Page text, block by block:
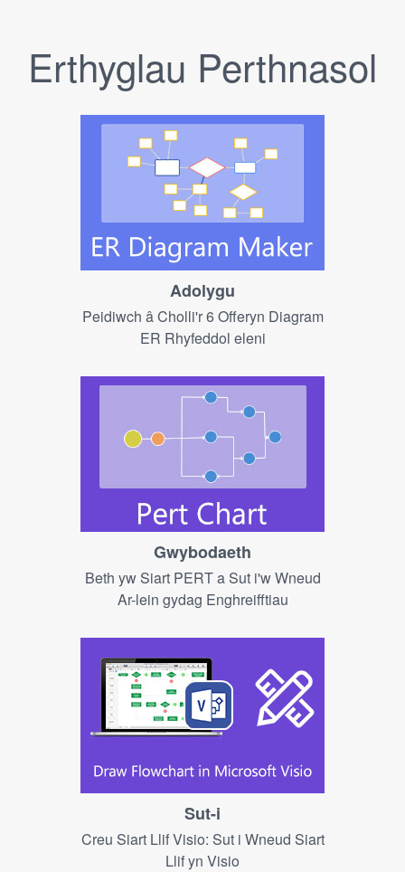
Erthyglau Perthnasol
Adolygu
Peidiwch â Cholli'r 6 Offeryn Diagram
ER Rhyfeddol eleni
Gwybodaeth
Beth yw Siart PERT a Sut i'w Wneud
Ar-lein gydag Enghreifftiau
Sut-i
Creu Siart Llif Visio: Sut i Wneud Siart
Llif yn Visio